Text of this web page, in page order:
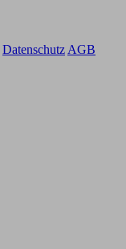
Datenschutz AGB